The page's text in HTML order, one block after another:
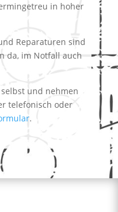
in hoher
Reparaturen sind
da, im Notfall auch
und nehmen
telefonisch oder
.